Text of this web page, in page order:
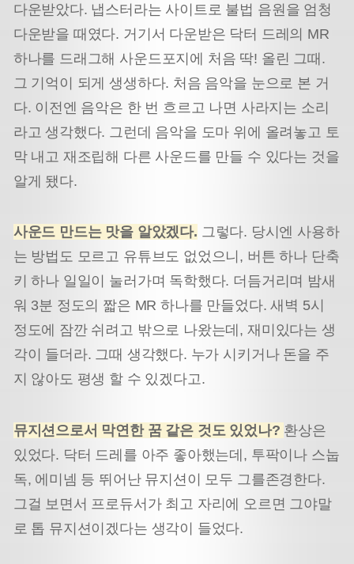
다운받았다. 냅스터라는 사이트로 불법 음원을 엄청
다운받을 때였다. 거기서 다운받은 닥터 드레의 MR
하나를 드래그해 사운드포지에 처음 딱! 올린 그때.
그 기억이 되게 생생하다. 처음 음악을 눈으로 본 거
다. 이전엔 음악은 한 번 흐르고 나면 사라지는 소리
라고 생각했다. 그런데 음악을 도마 위에 올려놓고 토
막 내고 재조립해 다른 사운드를 만들 수 있다는 것을
알게 됐다.
사운드 만드는 맛을 알았겠다. 그렇다. 당시엔 사용하
는 방법도 모르고 유튜브도 없었으니, 버튼 하나 단축
키 하나 일일이 눌러가며 독학했다. 더듬거리며 밤새
워 3분 정도의 짧은 MR 하나를 만들었다. 새벽 5시
정도에 잠깐 쉬려고 밖으로 나왔는데, 재미있다는 생
각이 들더라. 그때 생각했다. 누가 시키거나 돈을 주
지 않아도 평생 할 수 있겠다고.
뮤지션으로서 막연한 꿈 같은 것도 있었나? 환상은
있었다. 닥터 드레를 아주 좋아했는데, 투팍이나 스눕
독, 에미넴 등 뛰어난 뮤지션이 모두 그를존경한다.
그걸 보면서 프로듀서가 최고 자리에 오르면 그야말
로 톱 뮤지션이겠다는 생각이 들었다.